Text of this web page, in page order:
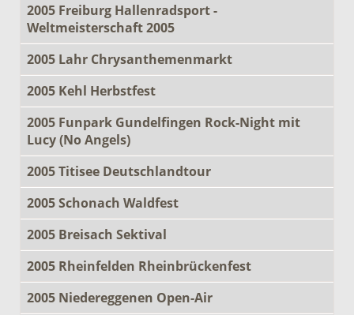
2005 Freiburg Hallenradsport -
Weltmeisterschaft 2005
2005 Lahr Chrysanthemenmarkt
2005 Kehl Herbstfest
2005 Funpark Gundelfingen Rock-Night mit
Lucy (No Angels)
2005 Titisee Deutschlandtour
2005 Schonach Waldfest
2005 Breisach Sektival
2005 Rheinfelden Rheinbrückenfest
2005 Niedereggenen Open-Air